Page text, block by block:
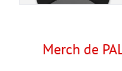
Merch de